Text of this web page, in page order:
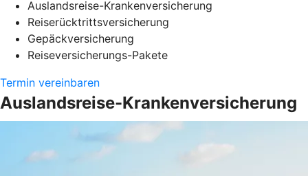
Auslandsreise-Krankenversicherung
Reiserücktrittsversicherung
Gepäckversicherung
Reiseversicherungs-Pakete
Termin vereinbaren
Auslandsreise-Krankenversicherung